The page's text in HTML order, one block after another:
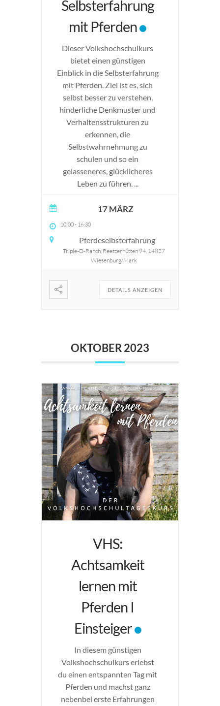
Selbsterfahrung
mit Pferden
Dieser Volkshochschulkurs
bietet einen günstigen
Einblick in die Selbsterfahrung
mit Pferden. Ziel ist es, sich
selbst besser zu verstehen,
hinderliche Denkmuster und
Verhaltensstrukturen zu
erkennen, die
Selbstwahrnehmung zu
schulen und so ein
gelasseneres, glücklicheres
Leben zu führen. ...
17 MÄRZ
10:00- 16:30
Pferdeselbsterfahrung
Triple-D-Ranch, Reetzerhütten 94, 14827
Wiesenburg/Mark
DETAILS ANZEIGEN
OKTOBER 2023
VHS:
Achtsamkeit
lernen mit
Pferden I
Einsteiger
In diesem günstigen
Volkshochschulkurs erlebst
du einen entspannten Tag mit
Pferden und machst ganz
nebenbei erste Erfahrungen